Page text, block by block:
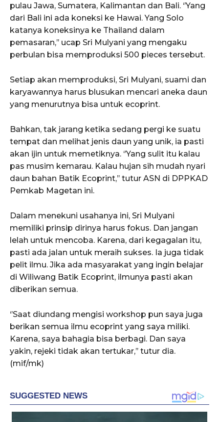
pulau Jawa, Sumatera, Kalimantan dan Bali. ‘’Yang
dari Bali ini ada koneksi ke Hawai. Yang Solo
katanya koneksinya ke Thailand dalam
pemasaran,’’ ucap Sri Mulyani yang mengaku
perbulan bisa memproduksi 500 pieces tersebut.
Setiap akan memproduksi, Sri Mulyani, suami dan
karyawannya harus blusukan mencari aneka daun
yang menurutnya bisa untuk ecoprint.
Bahkan, tak jarang ketika sedang pergi ke suatu
tempat dan melihat jenis daun yang unik, ia pasti
akan ijin untuk memetiknya. ‘’Yang sulit itu kalau
pas musim kemarau. Kalau hujan sih mudah nyari
daun bahan Batik Ecoprint,’’ tutur ASN di DPPKAD
Pemkab Magetan ini.
Dalam menekuni usahanya ini, Sri Mulyani
memiliki prinsip dirinya harus fokus. Dan jangan
lelah untuk mencoba. Karena, dari kegagalan itu,
pasti ada jalan untuk meraih sukses. Ia juga tidak
pelit ilmu. Jika ada masyarakat yang ingin belajar
di Wiliwang Batik Ecoprint, ilmunya pasti akan
diberikan semua.
‘’Saat diundang mengisi workshop pun saya juga
berikan semua ilmu ecoprint yang saya miliki.
Karena, saya bahagia bisa berbagi. Dan saya
yakin, rejeki tidak akan tertukar,’’ tutur dia.
(mif/mk)